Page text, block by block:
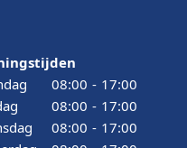
08:00 - 17:00
08:00 - 17:00
08:00 - 17:00